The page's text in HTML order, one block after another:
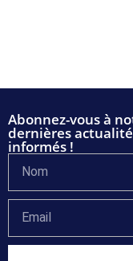
Abonnez-vous à
dernières
informés !